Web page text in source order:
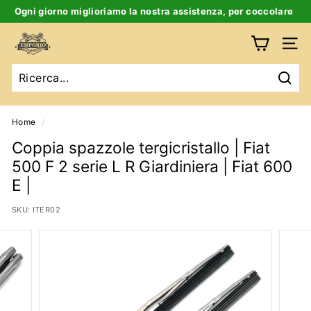
Salta
al
contenuto
Ogni giorno miglioriamo la nostra assistenza, per coccolare
te e la tua auto d’epoca
E
m
p
r
i
o
B
i
g
a
t
t
Home /
Coppia spazzole tergicristallo | Fiat
500 F 2 serie L R Giardiniera | Fiat 600
E |
SKU: ITER02